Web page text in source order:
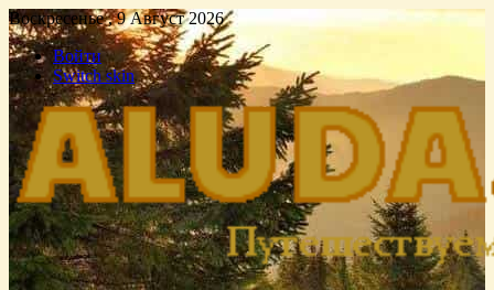
Воскресенье , 9 Август 2026
Войти
Switch skin